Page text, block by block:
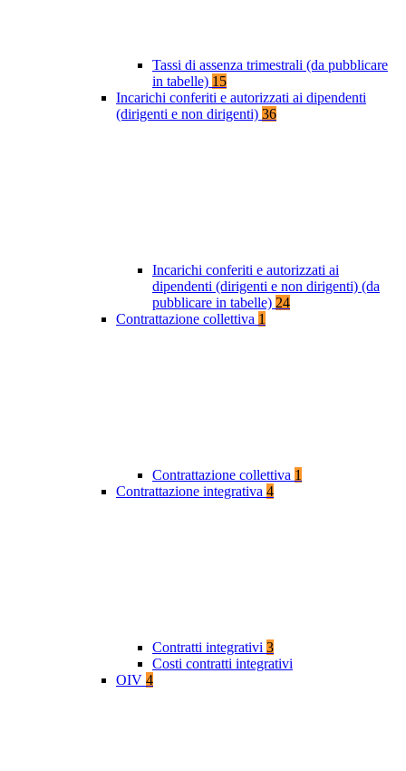
Tassi di assenza trimestrali (da pubblicare
in tabelle) 15
Incarichi conferiti e autorizzati ai dipendenti
(dirigenti e non dirigenti) 36
Incarichi conferiti e autorizzati ai
dipendenti (dirigenti e non dirigenti) (da
pubblicare in tabelle) 24
Contrattazione collettiva 1
Contrattazione collettiva 1
Contrattazione integrativa 4
Contratti integrativi 3
Costi contratti integrativi
OIV 4